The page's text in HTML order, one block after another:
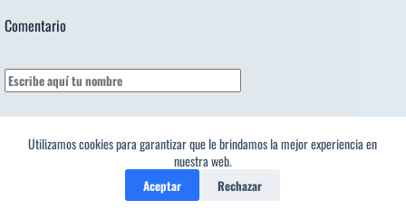
Utilizamos cookies para garantizar que le brindamos la mejor experiencia en
nuestra web.
Aceptar Rechazar
Comentario